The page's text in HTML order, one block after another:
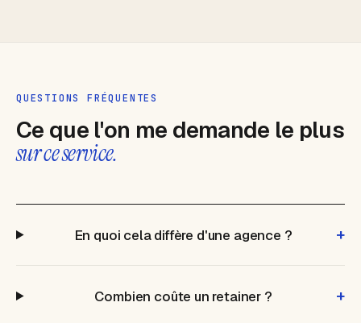
QUESTIONS FRÉQUENTES
Ce que l'on me demande le plus
sur ce service.
En quoi cela diffère d'une agence ? +
Combien coûte un retainer ? +